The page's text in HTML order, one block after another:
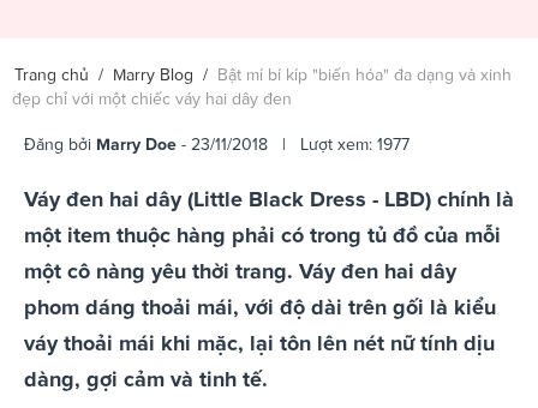
Trang chủ / Marry Blog / Bật mí bí kíp "biến hóa" đa dạng và xinh
đẹp chỉ với một chiếc váy hai dây đen
Đăng bởi Marry Doe - 23/11/2018 | Lượt xem: 1977
Váy đen hai dây (Little Black Dress - LBD) chính là
một item thuộc hàng phải có trong tủ đồ của mỗi
một cô nàng yêu thời trang. Váy đen hai dây
phom dáng thoải mái, với độ dài trên gối là kiểu
váy thoải mái khi mặc, lại tôn lên nét nữ tính dịu
dàng, gợi cảm và tinh tế.